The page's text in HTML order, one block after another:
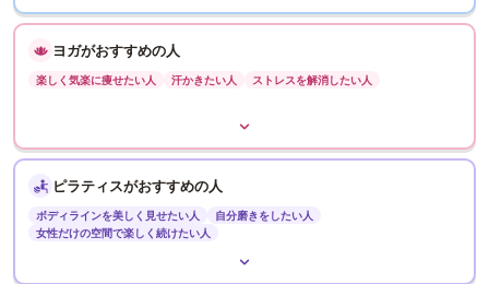
ヨガがおすすめの人
楽しく気楽に痩せたい人 汗かきたい人 ストレスを解消したい人
ピラティスがおすすめの人
ボディラインを美しく見せたい人
自分磨きをしたい人
女性だけの空間で楽しく続けたい人